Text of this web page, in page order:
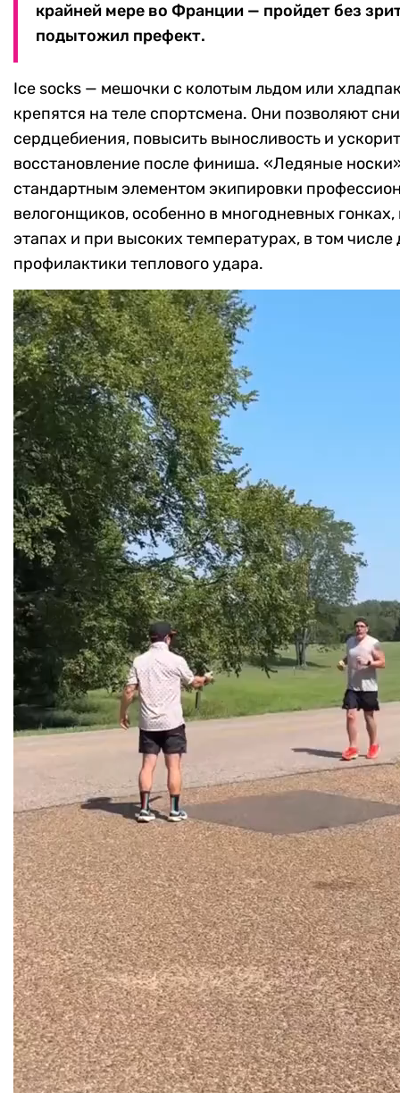
крайней мере во Франции — пройдет без
подытожил префект.
Ice socks — мешочки с колотым льдом или
крепятся на теле спортсмена. Они позволяют
сердцебиения, повысить выносливость и
восстановление после финиша. «Ледяные
стандартным элементом экипировки
велогонщиков, особенно в многодневных
этапах и при высоких температурах, в том числе
профилактики теплового удара.